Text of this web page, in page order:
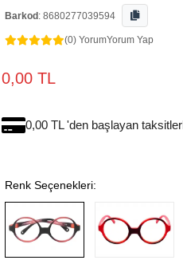
Barkod : 8680277039594
(0) YorumYorum Yap
0,00 TL
0,00 TL 'den başlayan
Renk Seçenekleri: